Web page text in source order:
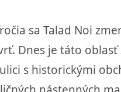
sa Talad Noi
Dnes je táto
s historickými